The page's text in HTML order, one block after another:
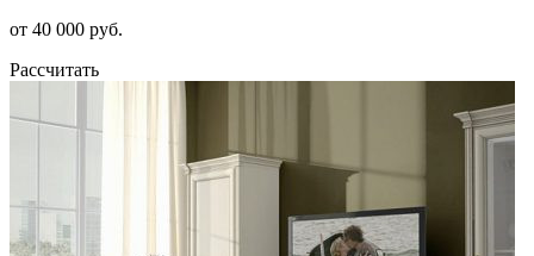
от 40 000 руб.
Рассчитать